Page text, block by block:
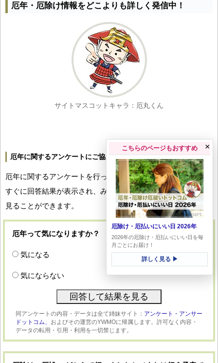
厄年・厄除け情報をどこよりも詳しく発信中！
サイトマスコットキャラ：厄丸くん
厄年に関するアンケートにご協力ください
厄年に関するアンケートを行っています。回答していただくと
すぐに回答結果が表示され、みなさんの厄年への関心度合いを
見ることができます。
厄年って気になりますか？
気になる
気にならない
同アンケートの内容・データは全て姉妹サイト： アンケート・アンサー
ドットコム、 およびその運営のYWMOに帰属します。許可なく内容・
データの転用・引用・利用を一切禁じます。
こちらのページもおすすめ
厄除け・厄払いにいい日 2026年
2026年の厄除け・厄払いにいい日を毎
月ごとにお届け！
詳しく見る ▶
×